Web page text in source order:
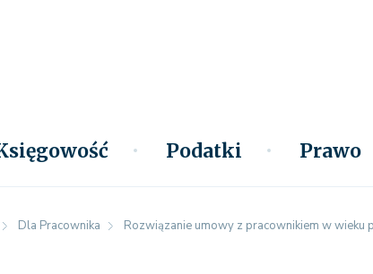
Podatki Prawo
Dla Pracownika Rozwiązanie umowy z pracownikiem w wieku